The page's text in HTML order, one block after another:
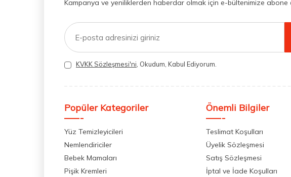
Kampanya ve yeniliklerden haberdar olmak için e-bültenimize abone
KVKK Sözleşmesi'ni, Okudum, Kabul Ediyorum.
Popüler Kategoriler
Yüz Temizleyicileri
Nemlendiriciler
Bebek Mamaları
Pişik Kremleri
Önemli Bilgiler
Teslimat Koşulları
Üyelik Sözleşmesi
Satış Sözleşmesi
İptal ve İade Koşulları